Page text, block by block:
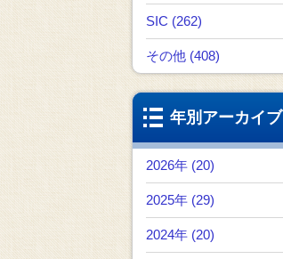
SIC (262)
その他 (408)
年別アーカイブ
2026年 (20)
2025年 (29)
2024年 (20)